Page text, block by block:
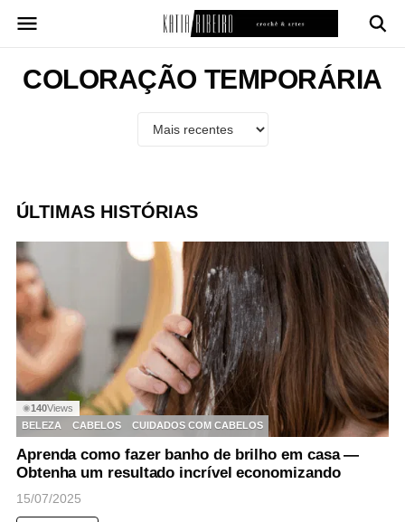
para
conteúdo
COLORAÇÃO TEMPORÁRIA
ÚLTIMAS HISTÓRIAS
◉140Views
BELEZA
CABELOS CUIDADOS COM CABELOS
Aprenda como fazer banho de brilho em casa —
Obtenha um resultado incrível economizando
15/07/2025